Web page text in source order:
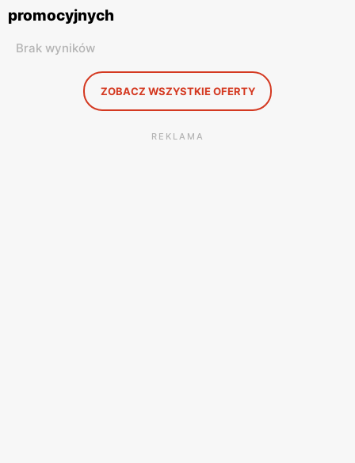
promocyjnych
Brak wyników
ZOBACZ WSZYSTKIE OFERTY
REKLAMA